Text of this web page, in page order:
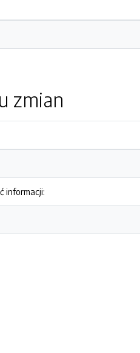
zmian
informacji: